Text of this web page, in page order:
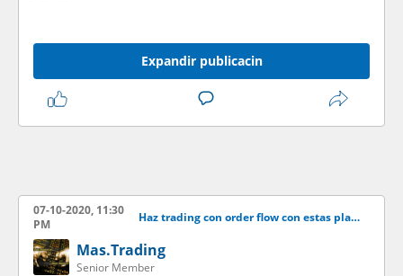
Expandir publicacin
07-10-2020, 11:30
PM
Haz trading con order flow con estas plataformas
Mas.Trading
Senior Member